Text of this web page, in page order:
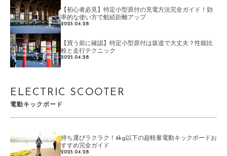
【初心者必見】特定小型原付の充電方法完全ガイド！効
率的な使い方で航続距離アップ
2025.04.28
【買う前に確認】特定小型原付は坂道で大丈夫？性能比
較と走行テクニック
2025.04.28
ELECTRIC SCOOTER
電動キックボード
持ち運びラクラク！6kg以下の超軽量電動キックボードお
すすめ完全ガイド
2025.04.28